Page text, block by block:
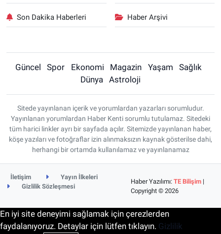
Son Dakika Haberleri Haber Arşivi
Güncel Spor Ekonomi Magazin Yaşam
Sağlık
Dünya
Astroloji
Sitede yayınlanan içerik ve yorumlardan yazarları sorumludur.
Yayınlanan yorumlardan Haber Kenti sorumlu tutulamaz. Sitedeki
tüm harici linkler ayrı bir sayfada açılır. Sitemizde yayınlanan haber,
köşe yazıları ve fotoğraflar izin alınmaksızın kaynak gösterilse dahi,
herhangi bir ortamda kullanılamaz ve yayınlanamaz
İletişim
Yayın İlkeleri
Gizlilik Sözleşmesi
Haber Yazılımı:TE Bilişim |
Copyright © 2026
En iyi site deneyimi sağlamak için çerezlerden
faydalanıyoruz. Detaylar için lütfen tıklayın. Gizlilik